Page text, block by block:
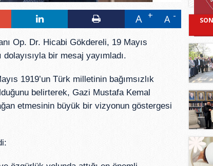
A A
Op. Dr. Hicabi Gökdereli, 19 Mayıs
bir mesaj yayımladı.
1919’un Türk milletinin bağımsızlık
belirterek, Gazi Mustafa Kemal
etmesinin büyük bir vizyonun göstergesi